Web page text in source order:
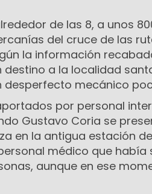
de las 8, a unos
del cruce de las
la información
destino a la localidad
mecánico
por personal
Gustavo Coria se
en la antigua estación
médico que
aunque en ese